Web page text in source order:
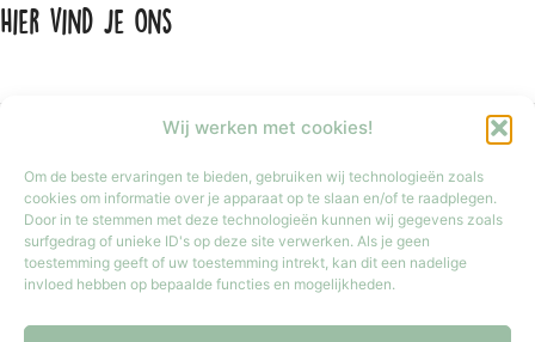
Wij werken met cookies!
Om de beste ervaringen te bieden, gebruiken wij technologieën zoals
cookies om informatie over je apparaat op te slaan en/of te raadplegen.
Door in te stemmen met deze technologieën kunnen wij gegevens zoals
surfgedrag of unieke ID's op deze site verwerken. Als je geen
toestemming geeft of uw toestemming intrekt, kan dit een nadelige
invloed hebben op bepaalde functies en mogelijkheden.
Hier vind je ons